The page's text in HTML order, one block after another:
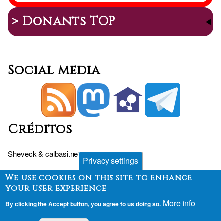
> Donants TOP
Social media
Créditos
Sheveck&calbasi.net+Drupal
Peu Contact Fòrum
Finançament
Privacy settings
We use cookies on this site to enhance
your user experience
By clicking the Accept button, you agree to us doing so. More info